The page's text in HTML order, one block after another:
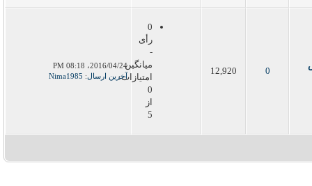
12,920
رأی
میانگین
امتیازات:
2016/04/24، 08:18 PM
آخرین ارسال:
Nima1985